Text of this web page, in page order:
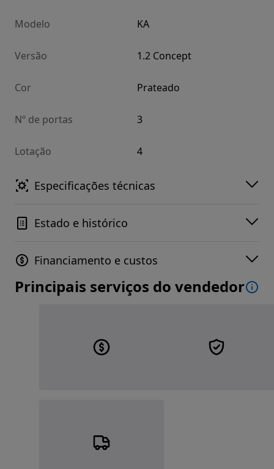
Modelo KA
Versão 1.2 Concept
Cor Prateado
Nº de portas 3
Lotação 4
Especificações técnicas
Estado e histórico
Financiamento e custos
Principais serviços do vendedor